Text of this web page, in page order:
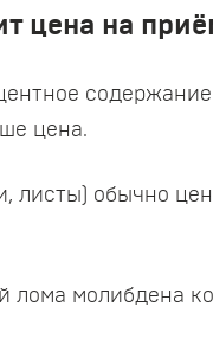
цена на
цена.
обычно
молибдена